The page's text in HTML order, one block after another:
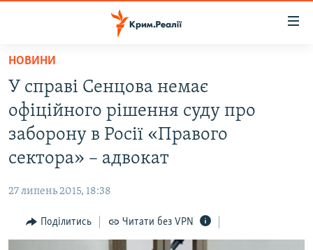
Перейти
основного
матеріалу
Перейти
до
основної
Перейти
пошуку
ВОДА.КРИМ
ВІДЕО ТА ФОТО
ІНТЕРВ'Ю
НОВИНИ
У справі Сенцова немає
офіційного рішення суду про
заборону в Росії «Правого
сектора» – адвокат
27 липень 2015, 18:38
Поділитись Читати без VPN